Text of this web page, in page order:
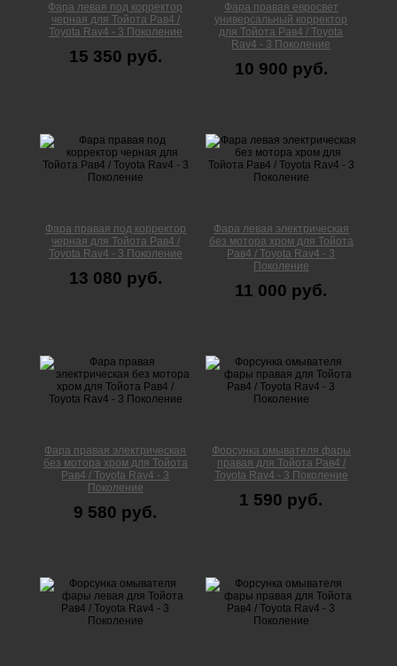
Фара левая под корректор
черная для Тойота Рав4 /
Toyota Rav4 - 3 Поколение
15 350 руб.
Фара правая евросвет
универсальный корректор
для Тойота Рав4 / Toyota
Rav4 - 3 Поколение
10 900 руб.
Фара правая под корректор
черная для Тойота Рав4 /
Toyota Rav4 - 3 Поколение
13 080 руб.
Фара левая электрическая
без мотора хром для Тойота
Рав4 / Toyota Rav4 - 3
Поколение
11 000 руб.
Фара правая электрическая
без мотора хром для Тойота
Рав4 / Toyota Rav4 - 3
Поколение
9 580 руб.
Форсунка омывателя фары
правая для Тойота Рав4 /
Toyota Rav4 - 3 Поколение
1 590 руб.